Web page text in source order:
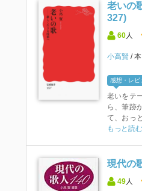
老いの
327)
60人
小高賢 本
感想・レビ
老いをテ
ら、筆跡
て、おっ
もっと読む
現代の
49 人